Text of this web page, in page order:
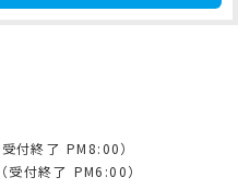
付終了 PM8:00）
受付終了 PM6:00）